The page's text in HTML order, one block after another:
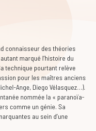
connaisseur des théories
marqué l’histoire du
technique pourtant relève
pour les maîtres anciens
Ange, Diego Vélasquez…).
nommée la « paranoïa-
comme un génie. Sa
au sein d’une